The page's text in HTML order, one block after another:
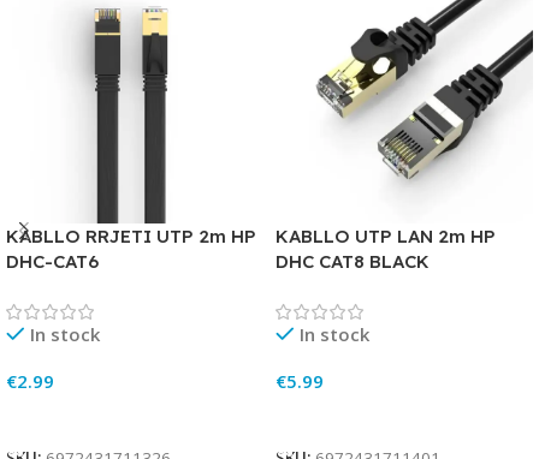
KABLLO RRJETI UTP 2m HP
DHC-CAT6
In stock
€2.99
KABLLO UTP LAN 2m HP
DHC CAT8 BLACK
In stock
€5.99